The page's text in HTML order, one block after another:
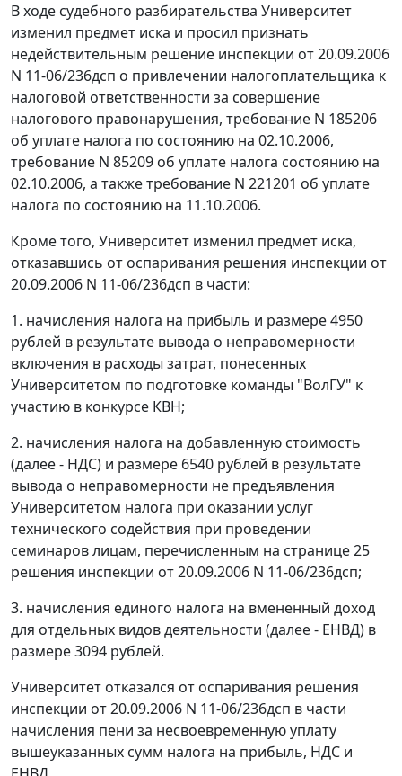
В ходе судебного разбирательства Университет
изменил предмет иска и просил признать
недействительным решение инспекции от 20.09.2006
N 11-06/236дсп о привлечении налогоплательщика к
налоговой ответственности за совершение
налогового правонарушения, требование N 185206
об уплате налога по состоянию на 02.10.2006,
требование N 85209 об уплате налога состоянию на
02.10.2006, а также требование N 221201 об уплате
налога по состоянию на 11.10.2006.
Кроме того, Университет изменил предмет иска,
отказавшись от оспаривания решения инспекции от
20.09.2006 N 11-06/236дсп в части:
1. начисления налога на прибыль и размере 4950
рублей в результате вывода о неправомерности
включения в расходы затрат, понесенных
Университетом по подготовке команды "ВолГУ" к
участию в конкурсе КВН;
2. начисления налога на добавленную стоимость
(далее - НДС) и размере 6540 рублей в результате
вывода о неправомерности не предъявления
Университетом налога при оказании услуг
технического содействия при проведении
семинаров лицам, перечисленным на странице 25
решения инспекции от 20.09.2006 N 11-06/236дсп;
3. начисления единого налога на вмененный доход
для отдельных видов деятельности (далее - ЕНВД) в
размере 3094 рублей.
Университет отказался от оспаривания решения
инспекции от 20.09.2006 N 11-06/236дсп в части
начисления пени за несвоевременную уплату
вышеуказанных сумм налога на прибыль, НДС и